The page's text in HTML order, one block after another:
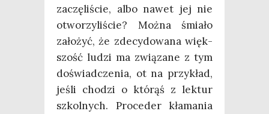
zaczę­li­ście, albo nawet jej nie
otwo­rzy­li­ście? Moż­na śmia­ło
zało­żyć, że zde­cy­do­wa­na więk­
szość ludzi ma zwią­za­ne z tym
doświad­cze­nia, ot na przy­kład,
jeśli cho­dzi o któ­rąś z lek­tur
szkol­nych. Pro­ce­der kła­ma­nia